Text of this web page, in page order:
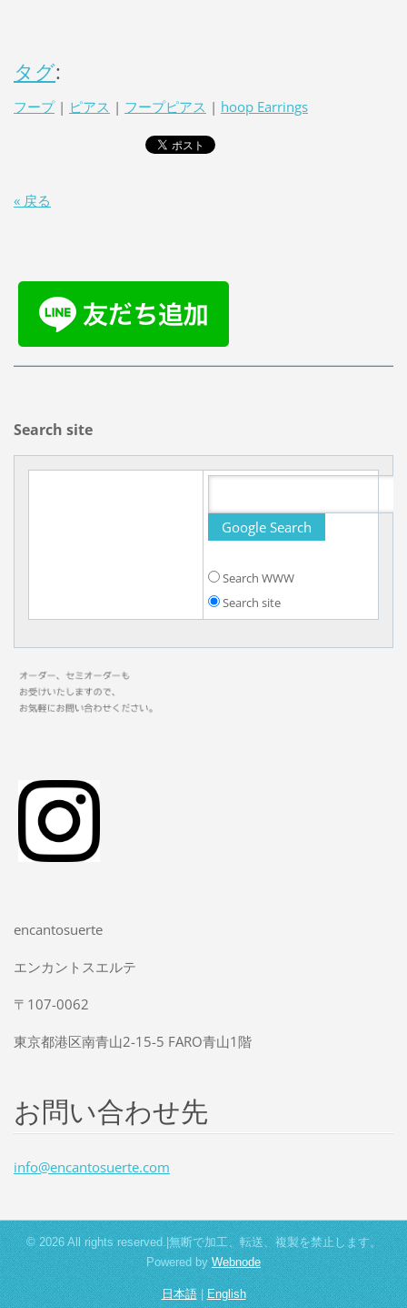
タグ:
フープ | ピアス | フープピアス | hoop Earrings
« 戻る
Search site
Search WWW
Search site
encantosuerte
エンカントスエルテ
〒107-0062
東京都港区南青山2-15-5 FARO青山1階
お問い合わせ先
info@encantosuerte.com
© 2026 All rights reserved.|無断で加工、転送、複製を禁止します。
Powered byWebnode
日本語|English